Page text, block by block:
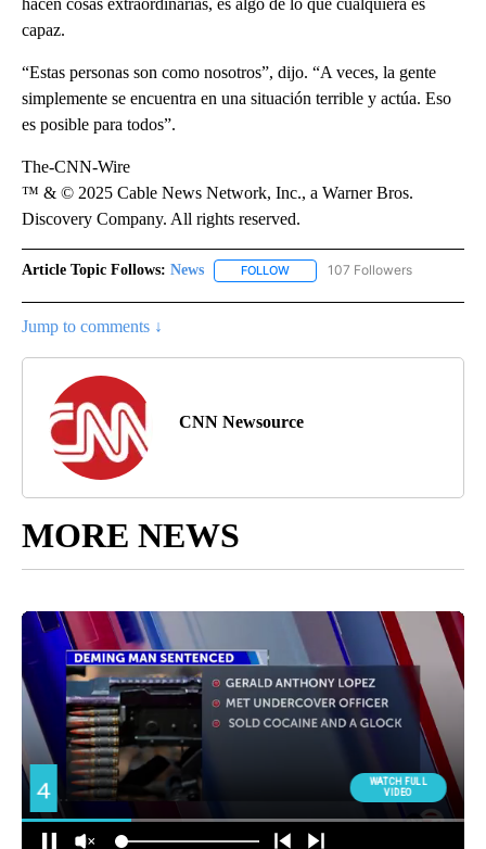
hacen cosas extraordinarias, es algo de lo que cualquiera es
capaz.
“Estas personas son como nosotros”, dijo. “A veces, la gente
simplemente se encuentra en una situación terrible y actúa. Eso
es posible para todos”.
The-CNN-Wire
™ & © 2025 Cable News Network, Inc., a Warner Bros.
Discovery Company. All rights reserved.
Article Topic Follows: News FOLLOW FOLLOW "NEWS" TO RECEIVE
107 Followers
Jump to comments ↓
CNN Newsource
MORE NEWS